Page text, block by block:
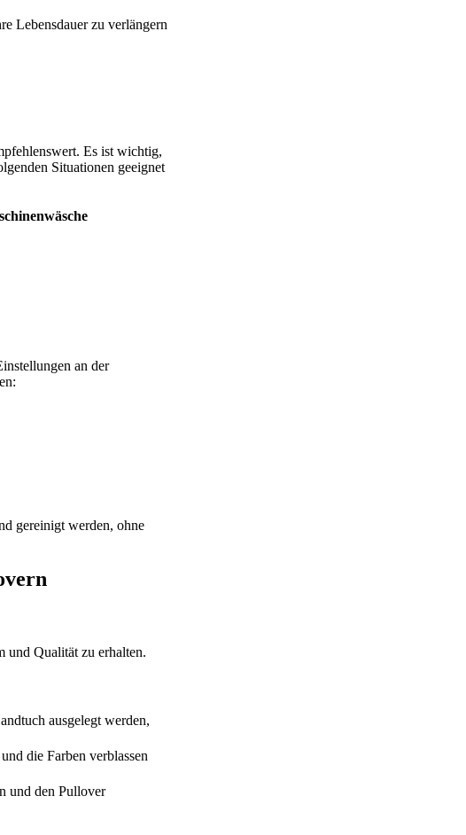
Lebensdauer zu verlängern
Es ist wichtig,
Situationen geeignet
an der
gereinigt werden, ohne
und Qualität zu erhalten.
ausgelegt werden,
die Farben verblassen
und den Pullover